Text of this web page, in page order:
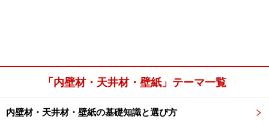
「内壁材・天井材・壁紙」テーマ一覧
内壁材・天井材・壁紙の基礎知識と選び方